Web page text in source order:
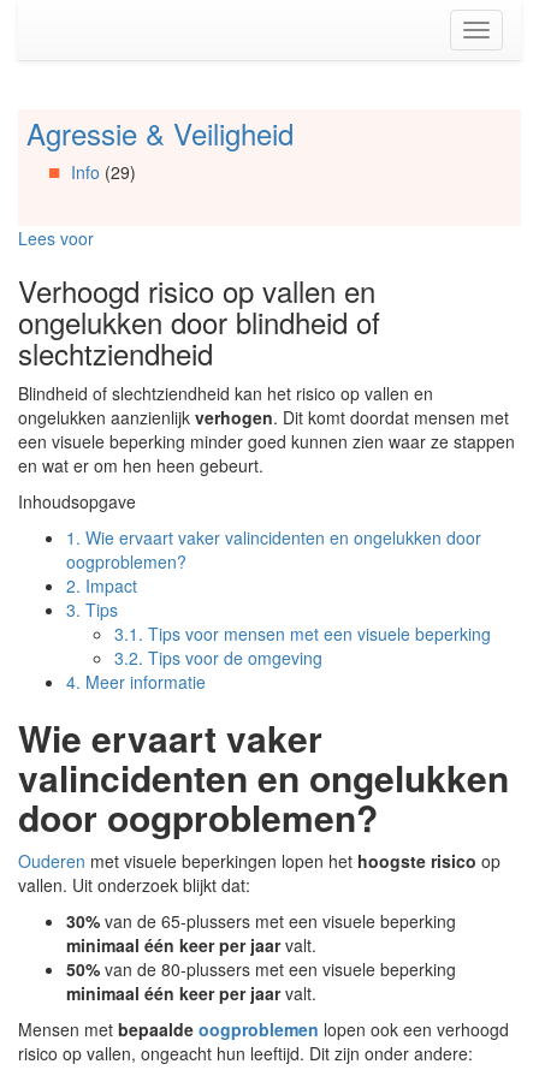
Spring
primaire
zijbalk
(Accesskey
Toggle
Spring
naar
Artikels
Info
naar
Organisaties
Spring
naar
Social
media
Agressie & Veiligheid
Info (29)
Lees voor
Verhoogd risico op vallen en
ongelukken door blindheid of
slechtziendheid
Blindheid of slechtziendheid kan het risico op vallen en
ongelukken aanzienlijk verhogen. Dit komt doordat mensen met
een visuele beperking minder goed kunnen zien waar ze stappen
en wat er om hen heen gebeurt.
Inhoudsopgave
1. Wie ervaart vaker valincidenten en ongelukken door
oogproblemen?
2. Impact
3. Tips
3.1. Tips voor mensen met een visuele beperking
3.2. Tips voor de omgeving
4. Meer informatie
Wie ervaart vaker
valincidenten en ongelukken
door oogproblemen?
Ouderen met visuele beperkingen lopen het hoogste risico op
vallen. Uit onderzoek blijkt dat:
30% van de 65-plussers met een visuele beperking
minimaal één keer per jaarvalt.
50% van de 80-plussers met een visuele beperking
minimaal één keer per jaarvalt.
Mensen met bepaalde oogproblemen lopen ook een verhoogd
risico op vallen, ongeacht hun leeftijd. Dit zijn onder andere: